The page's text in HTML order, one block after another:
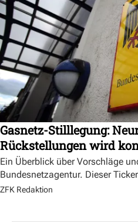
Gasnetz-Stilllegung:
Rückstellungen wird
Ein Überblick über Vorschläge
Bundesnetzagentur. Dieser
ZFK Redaktion